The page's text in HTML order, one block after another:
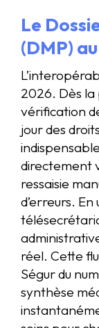
Le
(DMP)
2026. Dès la
vérification
jour des
directement
ressaisie
d’erreurs.
réel. Cette
Ségur du
synthèse